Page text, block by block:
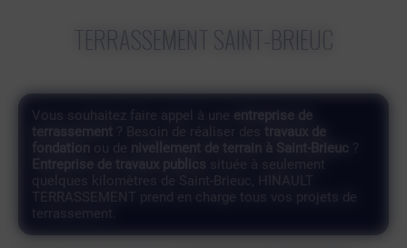
TERRASSEMENT SAINT-BRIEUC
Vous souhaitez faire appel à une entreprise de
terrassement
? Besoin de réaliser des
travaux de
nivellement de terrain à Saint-Brieuc
TERRASSEMENT prend en charge tous vos projets de